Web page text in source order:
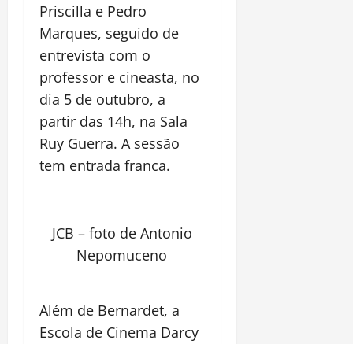
Priscilla e Pedro
Marques, seguido de
entrevista com o
professor e cineasta, no
dia 5 de outubro, a
partir das 14h, na Sala
Ruy Guerra. A sessão
tem entrada franca.
JCB – foto de Antonio
Nepomuceno
Além de Bernardet, a
Escola de Cinema Darcy